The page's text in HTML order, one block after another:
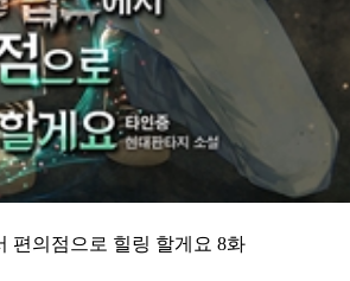
편의점으로 힐링 할게요 8화